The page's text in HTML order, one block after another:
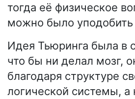
тогда её физическое
можно было уподобить
Идея Тьюринга была в
что бы ни делал мозг,
благодаря структуре
логической системы, а